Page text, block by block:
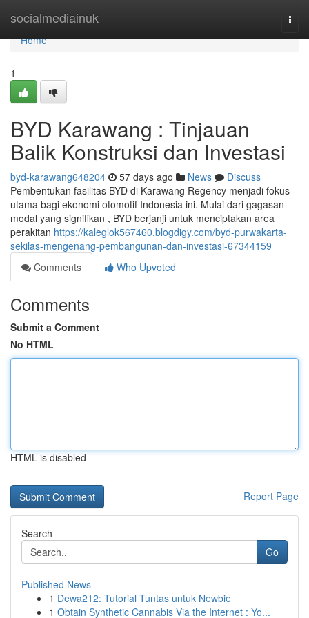
socialmediainuk
Home
Home
1
BYD Karawang : Tinjauan
Balik Konstruksi dan Investasi
byd-karawang648204 57 days ago News
Discuss
Pembentukan fasilitas BYD di Karawang Regency menjadi fokus
utama bagi ekonomi otomotif Indonesia ini. Mulai dari gagasan
modal yang signifikan , BYD berjanji untuk menciptakan area
perakitan https://kaleglok567460.blogdigy.com/byd-purwakarta-
sekilas-mengenang-pembangunan-dan-investasi-67344159
Comments
Who Upvoted
Comments
Submit a Comment
No HTML
HTML is disabled
Report Page
Search
Go
Published News
1 Dewa212: Tutorial Tuntas untuk Newbie
1 Obtain Synthetic Cannabis Via the Internet : Yo...